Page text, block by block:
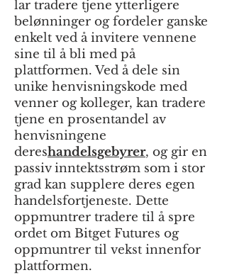
lar tradere tjene ytterligere
belønninger og fordeler ganske
enkelt ved å invitere vennene
sine til å bli med på
plattformen. Ved å dele sin
unike henvisningskode med
venner og kolleger, kan tradere
tjene en prosentandel av
henvisningene
dereshandelsgebyrer, og gir en
passiv inntektsstrøm som i stor
grad kan supplere deres egen
handelsfortjeneste. Dette
oppmuntrer tradere til å spre
ordet om Bitget Futures og
oppmuntrer til vekst innenfor
plattformen.